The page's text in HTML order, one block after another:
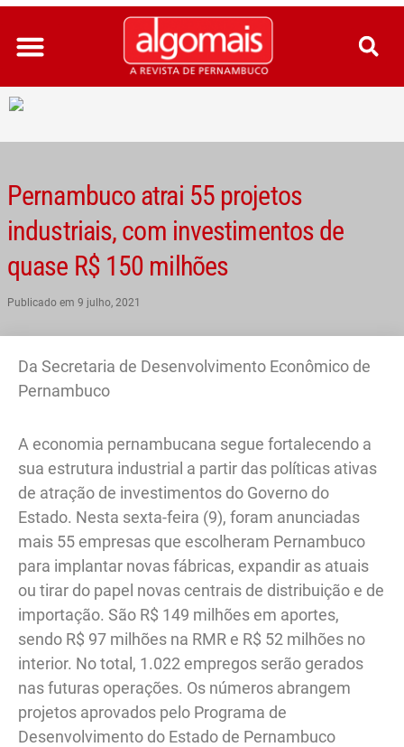
Ir
para
conteúdo
Pernambuco atrai 55 projetos
industriais, com investimentos de
quase R$ 150 milhões
Publicado em 9 julho, 2021
Da Secretaria de Desenvolvimento Econômico de
Pernambuco
A economia pernambucana segue fortalecendo a
sua estrutura industrial a partir das políticas ativas
de atração de investimentos do Governo do
Estado. Nesta sexta-feira (9), foram anunciadas
mais 55 empresas que escolheram Pernambuco
para implantar novas fábricas, expandir as atuais
ou tirar do papel novas centrais de distribuição e de
importação. São R$ 149 milhões em aportes,
sendo R$ 97 milhões na RMR e R$ 52 milhões no
interior. No total, 1.022 empregos serão gerados
nas futuras operações. Os números abrangem
projetos aprovados pelo Programa de
Desenvolvimento do Estado de Pernambuco